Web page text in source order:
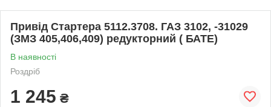
Привід Стартера 5112.3708. ГАЗ 3102, -31029
(ЗМЗ 405,406,409) редукторний ( БАТЕ)
В наявності
Роздріб
1 245 ₴